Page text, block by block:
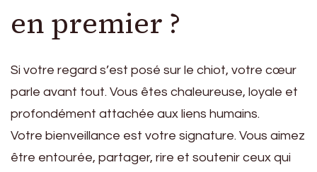
en premier ?
Si votre regard s’est posé sur le chiot, votre cœur
parle avant tout. Vous êtes chaleureuse, loyale et
profondément attachée aux liens humains.
Votre bienveillance est votre signature. Vous aimez
être entourée, partager, rire et soutenir ceux qui